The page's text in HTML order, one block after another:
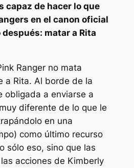
capaz de hacer lo que
en el canon oficial
matar a Rita
Ranger no mata
a Rita. Al borde de la
obligada a enviarse a
diferente de lo que le
en una
como último recurso
sólo eso, sino que las
acciones de Kimberly